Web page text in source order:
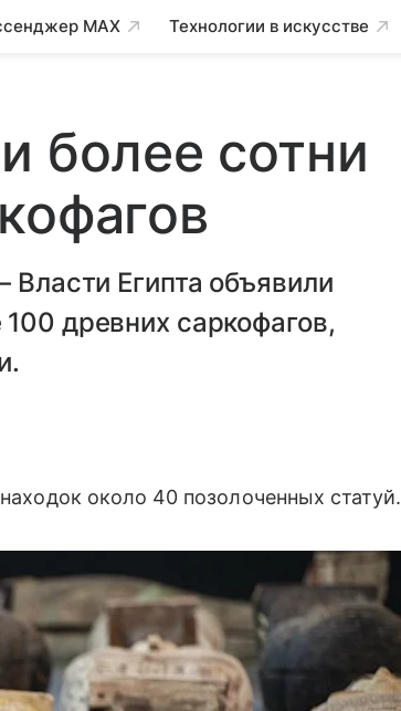
MAX Технологии в искусстве
более сотни
Власти Египта объявили
древних саркофагов,
около 40 позолоченных статуй.